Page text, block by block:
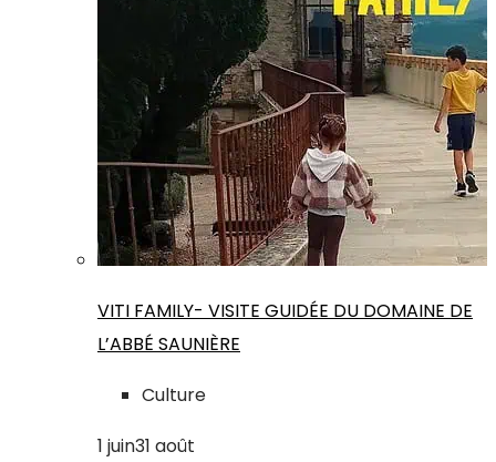
VITI FAMILY- VISITE GUIDÉE DU DOMAINE DE
L’ABBÉ SAUNIÈRE
Culture
1 juin31 août